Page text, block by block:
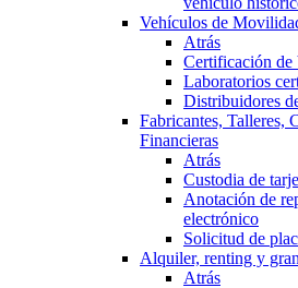
Vehículos de
Atrás
Certificación
Laboratorios
Distribuidores
Fabricantes, Talleres,
Financieras
Atrás
Custodia de
Anotación de
electrónico
Solicitud de
Alquiler, renting y
Atrás